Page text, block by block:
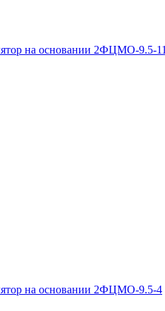
на основании 2ФЦМО-9.5-
на основании 2ФЦМО-9.5-4